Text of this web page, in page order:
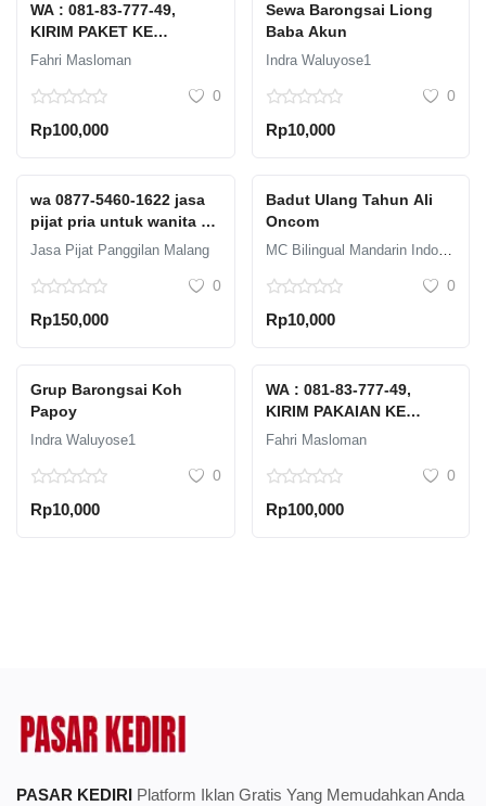
WA : 081-83-777-49,
KIRIM PAKET KE
AMERIKA MURAH DI
Fahri Masloman
0
Rp100,000
Sewa Barongsai Liong
Baba Akun
Indra Waluyose1
0
Rp10,000
wa 0877-5460-1622 jasa
pijat pria untuk wanita di
malang
Jasa Pijat Panggilan Malang
0
Rp150,000
Badut Ulang Tahun Ali
Oncom
MC Bilingual Mandarin Indonesia
0
Rp10,000
Grup Barongsai Koh
Papoy
Indra Waluyose1
0
Rp10,000
WA : 081-83-777-49,
KIRIM PAKAIAN KE
JEPANG MURAH DI
Fahri Masloman
0
Rp100,000
PASAR KEDIRI Platform Iklan Gratis Yang Memudahkan Anda